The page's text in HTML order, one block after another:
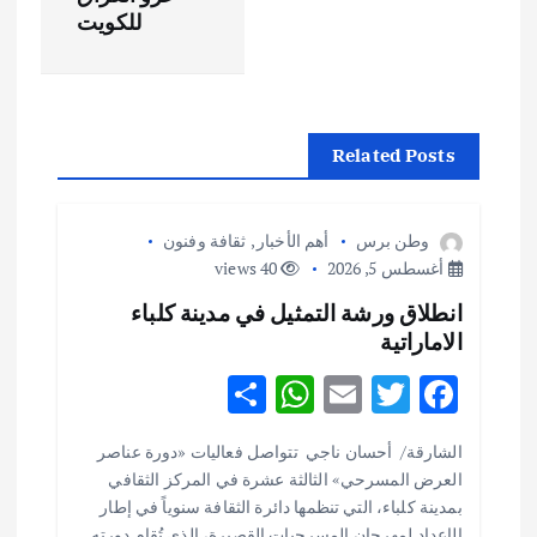
ق
ت
للكويت
Related Posts
وطن برس أهم الأخبار , ثقافة وفنون
أغسطس 5, 2026
40 views
انطلاق ورشة التمثيل في مدينة كلباء
الاماراتية
F
ac
e
b
T
w
it
te
E
ai
l
W
h
at
s
h
ar
e
الشارقة/ أحسان ناجي تتواصل فعاليات «دورة عناصر
العرض المسرحي» الثالثة عشرة في المركز الثقافي
بمدينة كلباء، التي تنظمها دائرة الثقافة سنوياً في إطار